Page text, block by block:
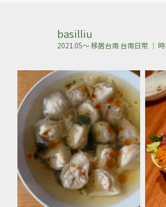
basilliu
2021.05～ 移居台南 台南日常 ｜